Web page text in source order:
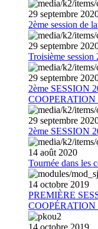
29 septembre
2ème session de
29 septembre
Troisième
29 septembre
2ème
29 septembre
2ème SESSION
14 août 2020
Tournée dans les
14 octobre 2019
PREMIÈRE
14 octobre 2019